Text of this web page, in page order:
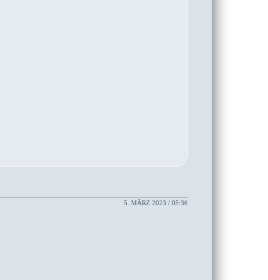
5. MÄRZ 2023 / 05:36